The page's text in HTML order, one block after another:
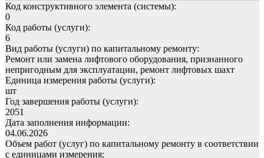
Код конструктивного элемента (системы):
0
Код работы (услуги):
6
Вид работы (услуги) по капитальному ремонту:
Ремонт или замена лифтового оборудования, признанного
непригодным для эксплуатации, ремонт лифтовых шахт
Единица измерения работы (услуги):
шт
Год завершения работы (услуги):
2051
Дата заполнения информации:
04.06.2026
Объем работ (услуг) по капитальному ремонту в соответствии
с единицами измерения: